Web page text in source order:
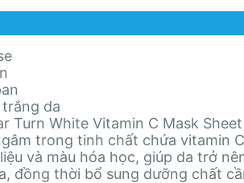
da
Turn White Vitamin C Mask
trong tinh chất chứa vitamin
và màu hóa học, giúp da trở
đồng thời bổ sung dưỡng chất